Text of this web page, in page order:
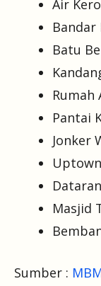
Air
Batu
Rumah
Pantai
Jonker
Masjid
Sumber :